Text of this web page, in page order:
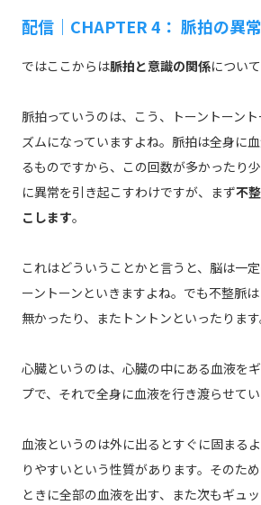
配信｜CHAPTER 4： 脈拍の異
ではここからは脈拍と意識の関係について
脈拍っていうのは、こう、トーントーン
ズムになっていますよね。脈拍は全身に
るものですから、この回数が多かったり
に異常を引き起こすわけですが、まず不
こします。
これはどういうことかと言うと、脳は一
ーントーンといきますよね。でも不整脈
無かったり、またトントンといったります
心臓というのは、心臓の中にある血液を
プで、それで全身に血液を行き渡らせてい
血液というのは外に出るとすぐに固まる
りやすいという性質があります。そのた
ときに全部の血液を出す、また次もギュ